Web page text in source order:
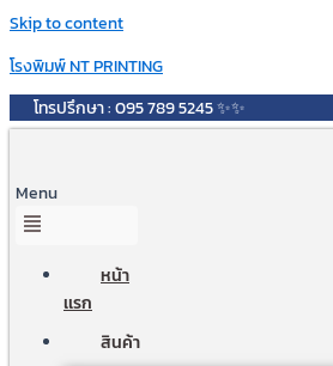
Skip to content
โรงพิมพ์ NT PRINTING
โทรปรึกษา : 095 789 5245 ✨✨
Menu
หน้า
เเรก
สินค้า